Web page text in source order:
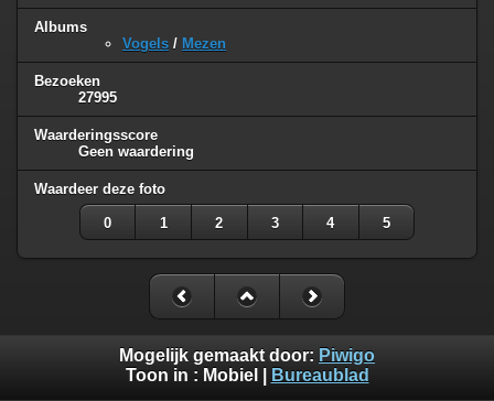
Albums
Vogels / Mezen
Bezoeken
27995
Waarderingsscore
Geen waardering
Waardeer deze foto
0 1 2 3 4 5
Mogelijk gemaakt door: Piwigo
Toon in : Mobiel Bureaublad